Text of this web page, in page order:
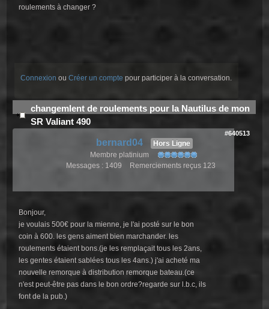
roulements à changer ?
Connexion ouCréer un compte pour participer à la conversation.
changemlent de roulements pour la Nautilus de mon
SR Valiant 490
#640513
bernard04
Hors Ligne
Membre platinium
Messages : 1409
Remerciements reçus 123
Bonjour,
je voulais 500€ pour la mienne, je l'ai posté sur le bon
coin à 600. les gens aiment bien marchander. les
roulements étaient bons.(je les remplaçait tous les 2ans,
les gentes étaient sablées tous les 4ans.) j'ai acheté ma
nouvelle remorque à distribution remorque bateau.(ce
n'est peut-être pas dans le bon ordre?regarde sur l.b.c, ils
font de la pub.)